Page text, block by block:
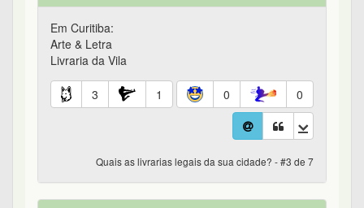
Em Curitiba:
Arte & Letra
Livraria da Vila
3 1 0 0
Quais as livrarias legais da sua cidade? - #3 de 7